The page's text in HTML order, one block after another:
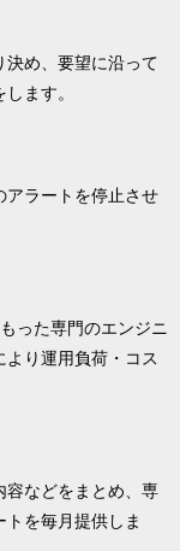
め、要望に沿って
ます。
アラートを停止させ
った専門のエンジニ
り運用負荷・コス
容などをまとめ、専
を毎月提供しま